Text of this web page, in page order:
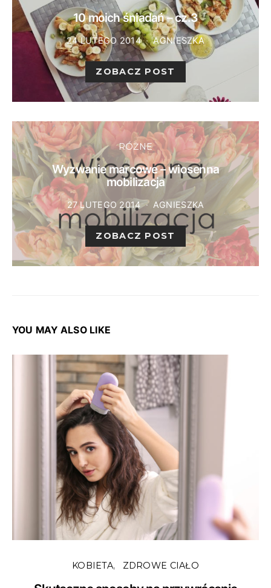
10 moich śniadań – cz.3
24 LUTEGO 2014 AGNIESZKA
ZOBACZ POST
RÓŻNE
Wyzwanie marcowe – wiosenna
mobilizacja
27 LUTEGO 2014 AGNIESZKA
ZOBACZ POST
YOU MAY ALSO LIKE
KOBIETA ZDROWE CIAŁO